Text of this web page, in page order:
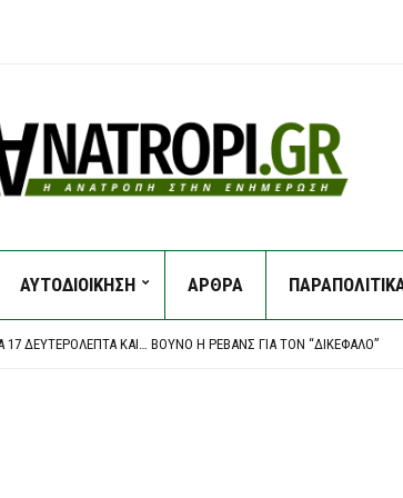
ΑΥΤΟΔΙΟΙΚΗΣΗ ΑΡΘΡΑ
– ΤΟ ΠΌΘΕΝ ΈΣΧΕΣ ΤΗΣ ΔΌΜΝΑΣ ΚΑΙ Η ΕΠΙΧΕΊΡΗΣΗ
17 ΔΕΥΤΕΡΌΛΕΠΤΑ ΚΑΙ… ΒΟΥΝΌ Η ΡΕΒΆΝΣ ΓΙΑ ΤΟΝ “ΔΙΚΈΦΑΛΟ”